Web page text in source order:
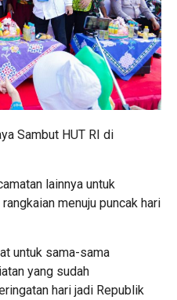
Sambut HUT RI di
lainnya untuk
menuju puncak hari
untuk sama-sama
yang sudah
hari jadi Republik